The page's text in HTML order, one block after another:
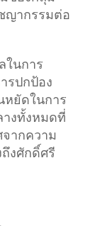
ญากรรมต่อ
ในการ
รปกป้อง
หยัดในการ
งทั้งหมดที่
ากความ
งศักดิ์ศรี